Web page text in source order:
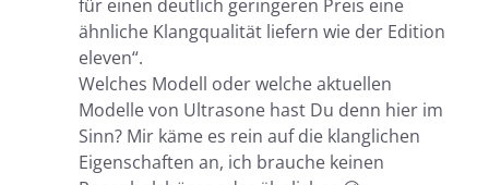
für einen deutlich geringeren Preis eine
ähnliche Klangqualität liefern wie der Edition
eleven“.
Welches Modell oder welche aktuellen
Modelle von Ultrasone hast Du denn hier im
Sinn? Mir käme es rein auf die klanglichen
Eigenschaften an, ich brauche keinen